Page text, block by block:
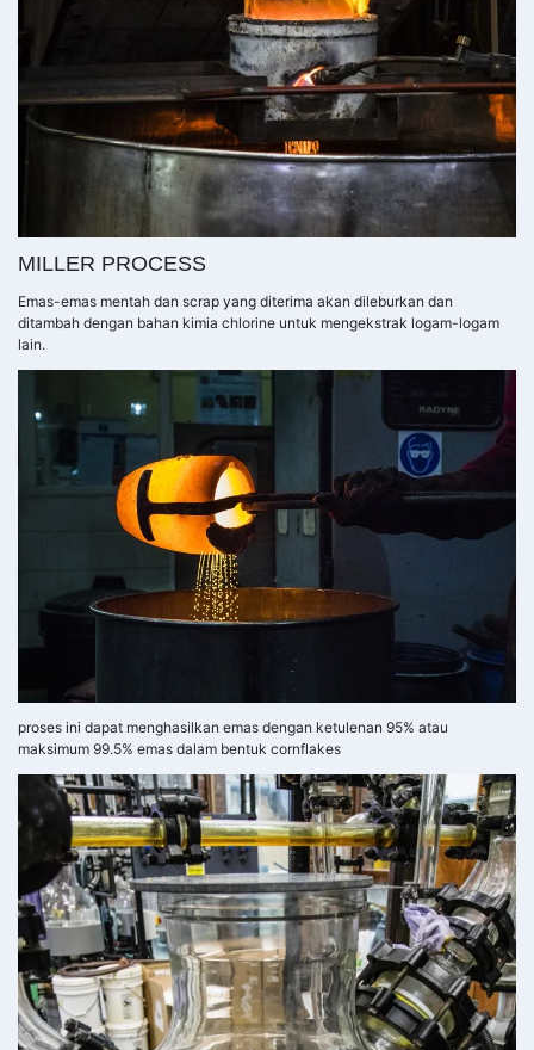
MILLER PROCESS
Emas-emas mentah dan scrap yang diterima akan dileburkan dan
ditambah dengan bahan kimia chlorine untuk mengekstrak logam-logam
lain.
proses ini dapat menghasilkan emas dengan ketulenan 95% atau
maksimum 99.5% emas dalam bentuk cornflakes